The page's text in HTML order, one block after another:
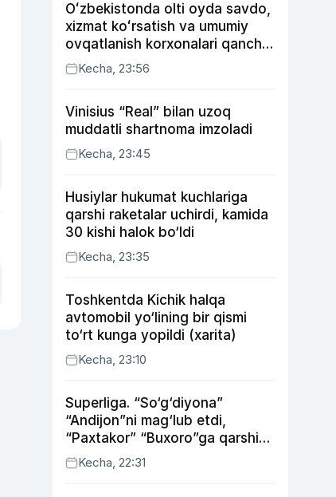
Oʻzbekistonda olti oyda savdo,
xizmat koʻrsatish va umumiy
ovqatlanish korxonalari qancha
soliq toʻlagani ochiqlandi
Kecha, 23:56
Vinisius “Real” bilan uzoq
muddatli shartnoma imzoladi
Kecha, 23:45
Husiylar hukumat kuchlariga
qarshi raketalar uchirdi, kamida
30 kishi halok bo‘ldi
Kecha, 23:35
Toshkentda Kichik halqa
avtomobil yo‘lining bir qismi
to‘rt kunga yopildi (xarita)
Kecha, 23:10
Superliga. “So‘g‘diyona”
“Andijon”ni mag‘lub etdi,
“Paxtakor” “Buxoro”ga qarshi
bahsda g‘alabani qo‘ldan
chiqardi
Kecha, 22:31